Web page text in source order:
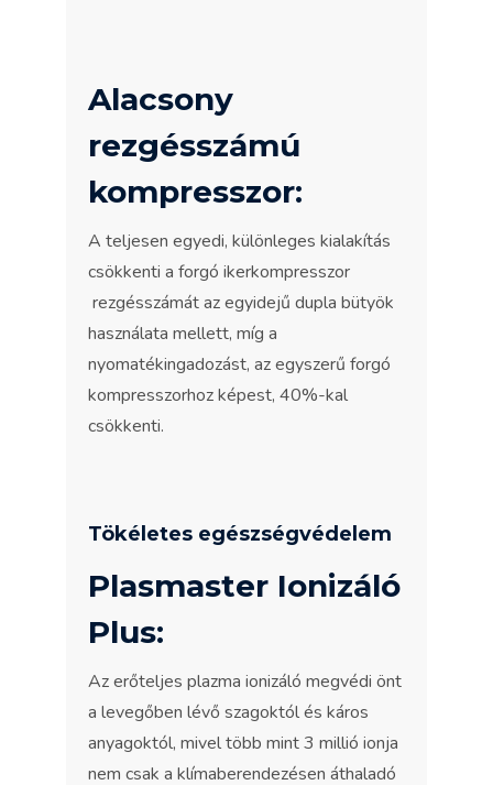
Alacsony
rezgésszámú
kompresszor:
A teljesen egyedi, különleges kialakítás
csökkenti a forgó ikerkompresszor
rezgésszámát az egyidejű dupla bütyök
használata mellett, míg a
nyomatékingadozást, az egyszerű forgó
kompresszorhoz képest, 40%-kal
csökkenti.
Tökéletes egészségvédelem
Plasmaster Ionizáló
Plus:
Az erőteljes plazma ionizáló megvédi önt
a levegőben lévő szagoktól és káros
anyagoktól, mivel több mint 3 millió ionja
nem csak a klímaberendezésen áthaladó